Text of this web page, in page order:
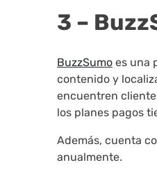
3 –
BuzzSumo es una
contenido y
encuentren
los planes pagos
Además, cuenta
anualmente.